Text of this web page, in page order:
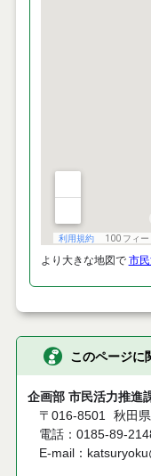
より大きな地図で 市
このページに
企画部 市民活力推進
〒016-8501 秋田
電話：0185-89-
E-mail：